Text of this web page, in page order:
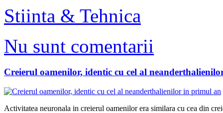
Stiinta & Tehnica
Nu sunt comentarii
Creierul oamenilor, identic cu cel al
Activitatea neuronala in creierul oamenilor era similara cu cea din